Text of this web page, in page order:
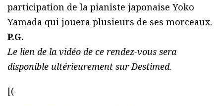
participation de la pianiste japonaise Yoko
Yamada qui jouera plusieurs de ses morceaux.
P.G.
Le lien de la vidéo de ce rendez-vous sera
disponible ultérieurement sur Destimed.
[(